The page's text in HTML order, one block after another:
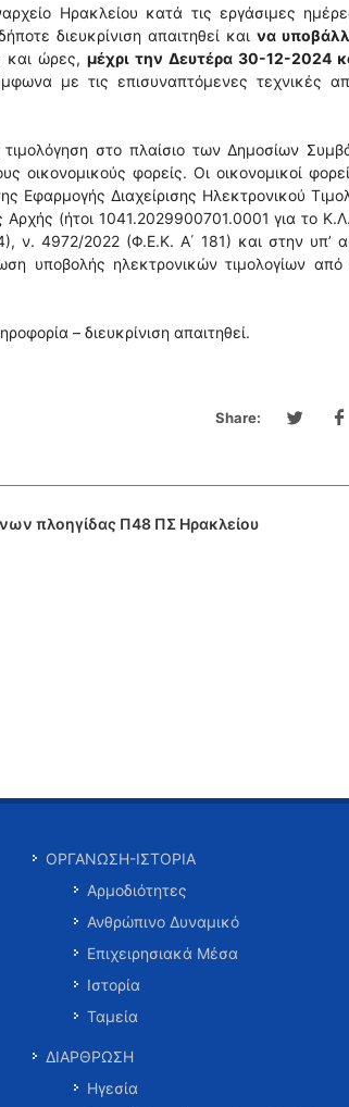
Ηρακλείου κατά τις εργάσιμες
διευκρίνιση απαιτηθεί και να
και ώρες,μέχρι την Δευτέρα 30-12-2024
με τις επισυναπτόμενες τεχνικές
στο πλαίσιο των Δημοσίων
οικονομικούς φορείς. Οι οικονομικοί
Εφαρμογής Διαχείρισης Ηλεκτρονικού
(ήτοι 1041.2029900701.0001 για το
ν. 4972/2022 (Φ.Ε.Κ. Α΄ 181) και στην υπ’
ηλεκτρονικών τιμολογίων από
– διευκρίνιση απαιτηθεί.
Share:
πλοηγίδας Π48 ΠΣ Ηρακλείου
ΟΡΓΑΝΩΣΗ-ΙΣΤΟΡΙΑ
Αρμοδιότητες
Ανθρώπινο Δυναμικό
Επιχειρησιακά Μέσα
Ιστορία
Ταμεία
ΔΙΑΡΘΡΩΣΗ
Ηγεσία